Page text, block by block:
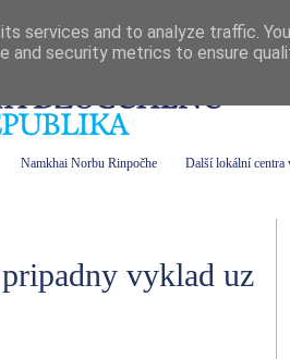
Namkhai Norbu Rinpočhe Další lokální centra
vyklad uz
services and to analyze traffic.
and security metrics to ensure